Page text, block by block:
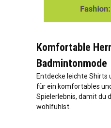
Komfortable
Badmintonmode
Entdecke leichte Shirts
für ein komfortables
Spielerlebnis, damit du
wohlfühlst.